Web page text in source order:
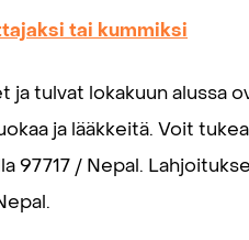
tai kummiksi
ja tulvat lokakuun alussa
ja lääkkeitä. Voit
97717 / Nepal.